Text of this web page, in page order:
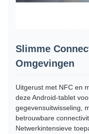
Slimme
Omgevingen
Uitgerust met NFC en
deze Android-tablet
gegevensuitwisseling,
betrouwbare
Netwerkintensieve